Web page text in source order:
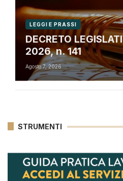
LEGGI E PRASSI
DECRETO
2026, n. 141
Agosto 7, 2026
STRUMENTI